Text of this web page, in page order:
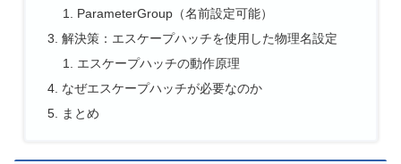
ParameterGroup（名前設定可能）
解決策：エスケープハッチを使用した物理名設定
エスケープハッチの動作原理
なぜエスケープハッチが必要なのか
まとめ